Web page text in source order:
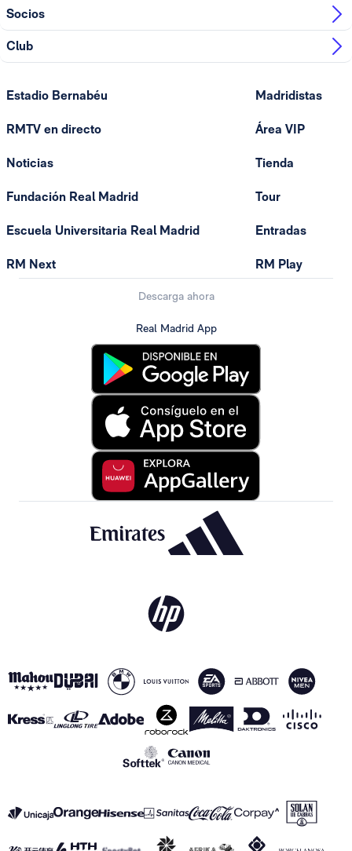
Socios
Club
Estadio Bernabéu
RMTV en directo
Noticias
Fundación Real Madrid
Escuela Universitaria Real Madrid
RM Next
Madridistas
Área VIP
Tienda
Tour
Entradas
RM Play
Descarga ahora
Real Madrid App